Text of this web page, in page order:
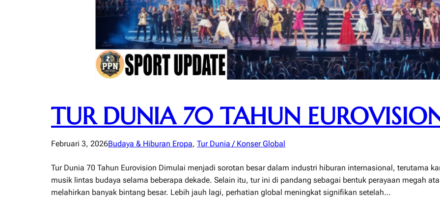
TUR DUNIA 70 TAHUN
Februari 3, 2026Budaya & Hiburan Eropa, Tur Dunia / Konser Global
Tur Dunia 70 Tahun Eurovision Dimulai menjadi sorotan besar dalam industri hiburan internasional, terutama
musik lintas budaya selama beberapa dekade. Selain itu, tur ini di pandang sebagai bentuk perayaan megah
melahirkan banyak bintang besar. Lebih jauh lagi, perhatian global meningkat signifikan setelah…